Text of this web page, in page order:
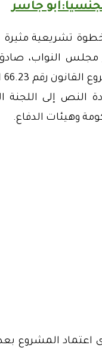
جاسر
تشريعية مثيرة
النص إلى
وهيئات الدفاع.
اعتماد المشروع